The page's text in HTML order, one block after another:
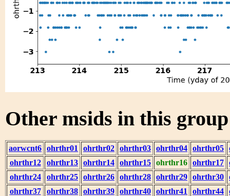
Other msids in this
aorwcnt6 ohrthr01 ohrthr02 ohrthr03 ohrthr04 ohrthr05
ohrthr12
ohrthr13 ohrthr14 ohrthr15 ohrthr16 ohrthr17
ohrthr24
ohrthr25 ohrthr26 ohrthr28 ohrthr29 ohrthr30
ohrthr37
ohrthr38 ohrthr39 ohrthr40 ohrthr41 ohrthr44